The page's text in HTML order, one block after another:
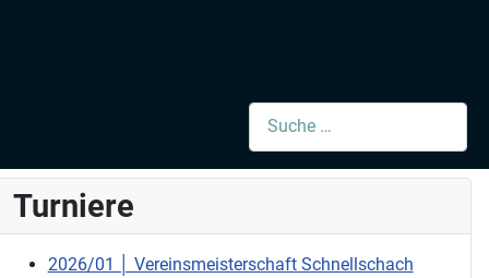
Suchen
Turniere
2026/01 │ Vereinsmeisterschaft Schnellschach